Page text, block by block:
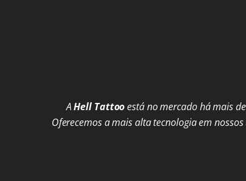
AHell Tattooestá no mercado há mais
Oferecemos a mais alta tecnologia em